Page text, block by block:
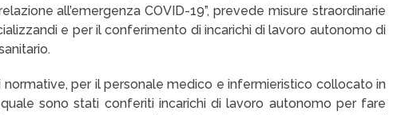
all’emergenza COVID-19”, prevede misure straordinarie
e per il conferimento di incarichi di lavoro autonomo di
per il personale medico e infermieristico collocato in
sono stati conferiti incarichi di lavoro autonomo per fare